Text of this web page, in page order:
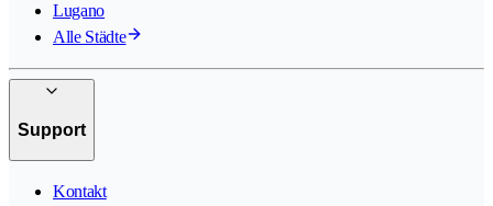
Lugano
Alle Städte
Support
Kontakt